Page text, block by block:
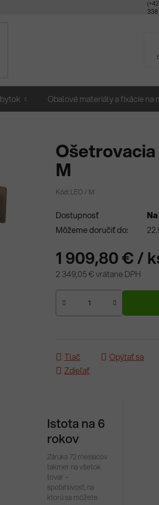
338
Obalové materiály a fixácie na
M
Kód: LEO / M
Dostupnosť
Môžeme doručiť do:
1 909,80 €/
2 349,05 € vrátane DPH
Jednotková cena:
Tlač Opýtať sa
Zdieľať
Istota na 6
rokov
Záruka 72 mesiacov
takmer na všetok
tovar –
spoľahlivosť, na
ktorú sa môžete